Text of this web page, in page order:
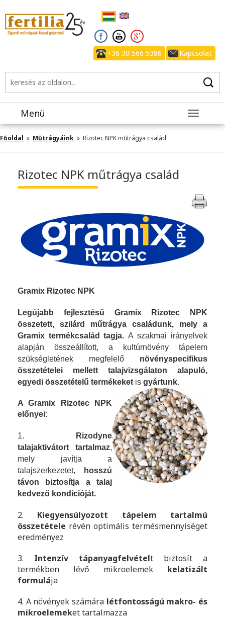
+36 30 566 5386 Kapcsolat
Toggle
Menü
Főoldal » Műtrágyáink » Rizotec NPK műtrágya család
Rizotec NPK műtrágya család
Gramix Rizotec NPK
Legújabb fejlesztésű Gramix Rizotec NPK
összetett, szilárd műtrágya családunk, mely a
Gramix termékcsalád tagja. A szakmai irányelvek
alapján összeállított, a kultúrnövény tápelem
szükségletének megfelelő növényspecifikus
összetételei mellett talajvizsgálaton alapuló,
egyedi összetételű termékeket is gyártunk.
A Gramix Rizotec NPK
előnyei:
1.
Rizodyne
talajaktivátort tartalmaz,
mely javítja a
talajszerkezetet,
hosszú
távon biztosítja a talaj
kedvező kondícióját.
2. Kiegyensúlyozott tápelem tartalmú
összetétele révén optimális termésmennyiséget
eredményez
3. Intenzív tápanyagfelvételt biztosít a
termékben lévő mikroelemek kelatizált
formulája
4. A növények számára létfontosságú makro- és
mikroelemeket tartalmazza